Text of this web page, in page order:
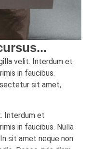
velit. Interdum et
in faucibus.
sit amet,
Interdum et
in faucibus. Nulla
sit amet neque non